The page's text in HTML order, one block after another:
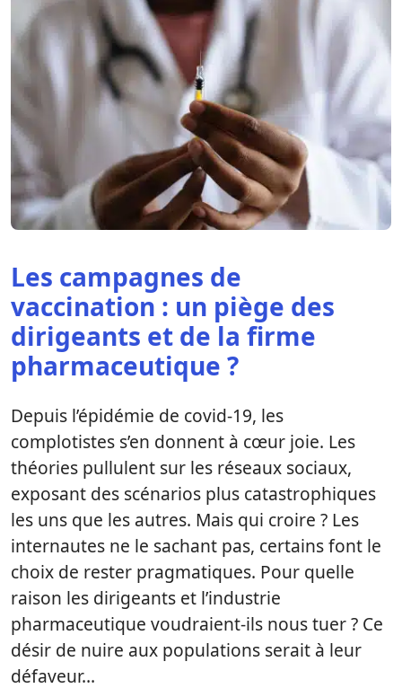
Les campagnes de
vaccination : un piège des
dirigeants et de la firme
pharmaceutique ?
Depuis l’épidémie de covid-19, les
complotistes s’en donnent à cœur joie. Les
théories pullulent sur les réseaux sociaux,
exposant des scénarios plus catastrophiques
les uns que les autres. Mais qui croire ? Les
internautes ne le sachant pas, certains font le
choix de rester pragmatiques. Pour quelle
raison les dirigeants et l’industrie
pharmaceutique voudraient-ils nous tuer ? Ce
désir de nuire aux populations serait à leur
défaveur…